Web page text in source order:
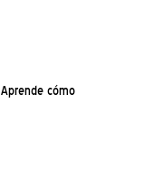
Aprende cómo